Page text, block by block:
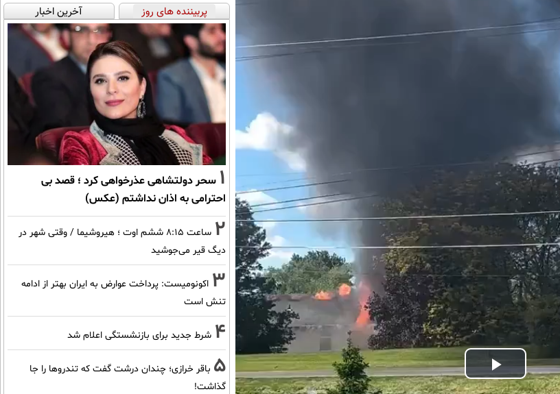
Play
پربیننده های روز آخرین اخبار
1 سحر دولتشاهی عذرخواهی کرد ؛ قصد بی
احترامی به اذان نداشتم (عکس)
2
ساعت ۸:۱۵ ششم اوت ؛ هیروشیما / وقتی شهر در
دیگ قیر می‌جوشید
3 اکونومیست: پرداخت عوارض به ایران بهتر از ادامه
تنش است
4 شرط جدید برای بازنشستگی اعلام شد
5 باقر خرازی؛ چندان درشت گفت که تندروها را جا
گذاشت!